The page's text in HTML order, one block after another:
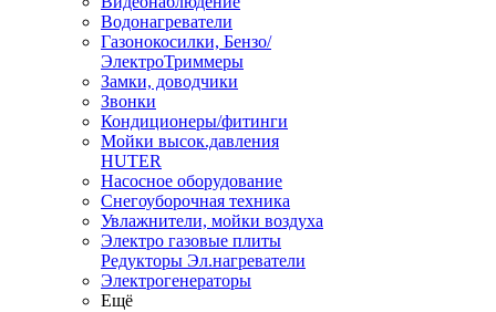
Водонагреватели
Газонокосилки, Бензо/
ЭлектроТриммеры
Замки, доводчики
Звонки
Кондиционеры/фитинги
Мойки высок.давления
HUTER
Насосное оборудование
Снегоуборочная техника
Увлажнители, мойки воздуха
Электро газовые плиты
Редукторы Эл.нагреватели
Электрогенераторы
Ещё